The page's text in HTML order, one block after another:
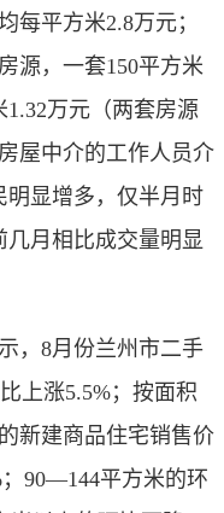
每平方米2.8万元；
源，一套150平方米
万元（两套房源
屋中介的工作人员介
明显增多，仅半月时
几月相比成交量明显
8月份兰州市二手
上涨5.5%；按面积
新建商品住宅销售价
90—144平方米的环